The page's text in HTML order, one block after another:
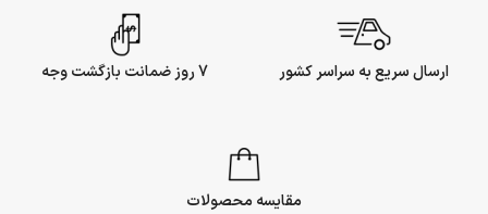
ارسال سریع به سراسر کشور 7 روز ضمانت بازگشت وجه
مقایسه محصولات